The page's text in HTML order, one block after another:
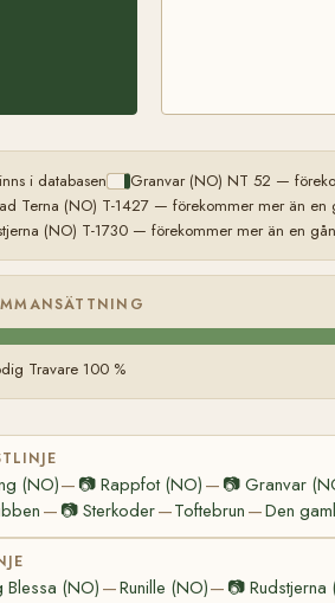
i databasen Granvar (NO) NT 52 —
Terna (NO) T-1427 — förekommer mer än en
(NO) T-1730 — förekommer mer än en
Travare 100 %
(NO)— 📷Rappfot (NO) — 📷 Granvar
— 📷Sterkoder—Toftebrun —Den
Blessa (NO) —Runille (NO)— 📷Rudstjerna